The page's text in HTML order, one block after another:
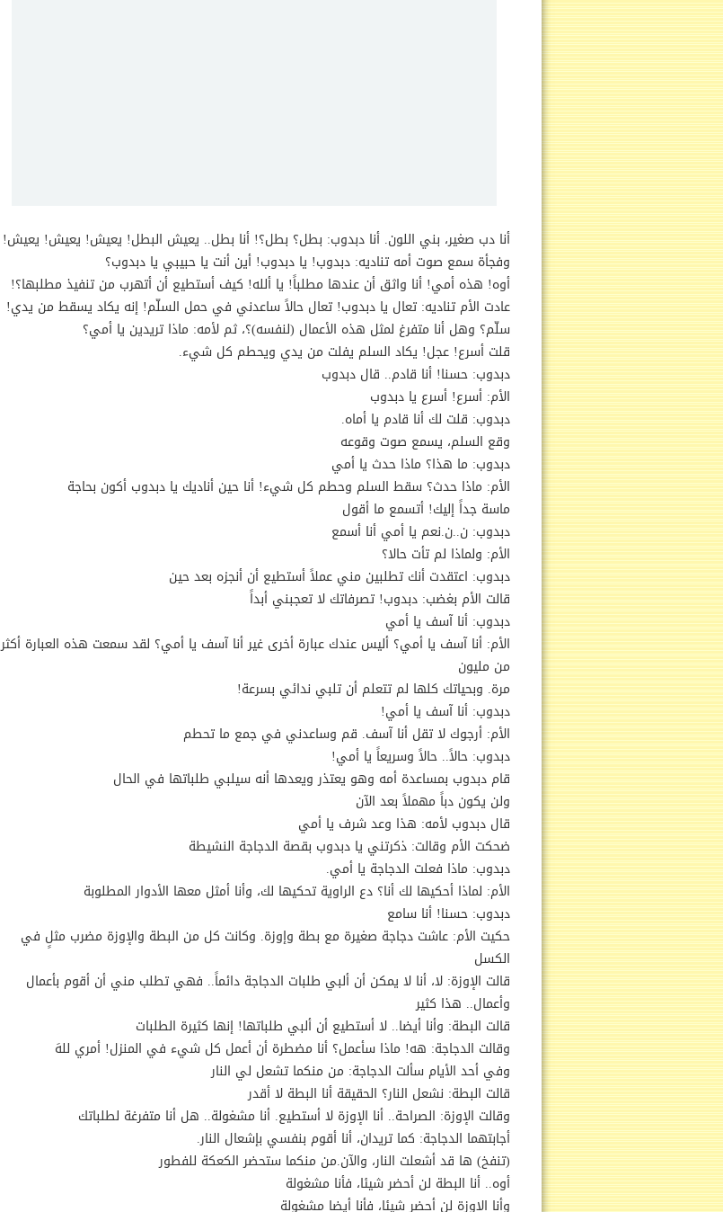
أنا دب صغير، بني اللون. أنا دبدوب: بطل؟ بطل؟! أنا بطل.. يعيش البطل! يعيش! يعيش! يعيش!
وفجأة سمع صوت أمه تناديه: دبدوب! يا دبدوب! أين أنت يا حبيبي يا دبدوب؟
أوه! هذه أمي! أنا واثق أن عندها مطلباً! يا ألله! كيف أستطيع أن أتهرب من تنفيذ مطلبها؟!
عادت الأم تناديه: تعال يا دبدوب! تعال حالاً ساعدني في حمل السلّم! إنه يكاد يسقط من يدي!
سلّم؟ وهل أنا متفرغ لمثل هذه الأعمال (لنفسه)؟، ثم لأمه: ماذا تريدين يا أمي؟
قلت أسرع! عجل! يكاد السلم يفلت من يدي ويحطم كل شيء.
دبدوب: حسنا! أنا قادم.. قال دبدوب
الأم: أسرع! أسرع يا دبدوب
دبدوب: قلت لك أنا قادم يا أماه.
وقع السلم، يسمع صوت وقوعه
دبدوب: ما هذا؟ ماذا حدث يا أمي
الأم: ماذا حدث؟ سقط السلم وحطم كل شيء! أنا حين أناديك يا دبدوب أكون بحاجة
ماسة جداً إليك! أتسمع ما أقول
دبدوب: ن..ن.نعم يا أمي أنا أسمع
الأم: ولماذا لم تأت حالا؟
دبدوب: اعتقدت أنك تطلبين مني عملاً أستطيع أن أنجزه بعد حين
قالت الأم بغضب: دبدوب! تصرفاتك لا تعجبني أبداً
دبدوب: أنا آسف يا أمي
الأم: أنا آسف يا أمي؟ أليس عندك عبارة أخرى غير أنا آسف يا أمي؟ لقد سمعت هذه العبارة أكثر
من مليون
مرة. وبحياتك كلها لم تتعلم أن تلبي ندائي بسرعة!
دبدوب: أنا آسف يا أمي!
الأم: أرجوك لا تقل أنا آسف. قم وساعدني في جمع ما تحطم
دبدوب: حالاً.. حالاً وسريعاً يا أمي!
قام دبدوب بمساعدة أمه وهو يعتذر ويعدها أنه سيلبي طلباتها في الحال
ولن يكون دباً مهملاً بعد الآن
قال دبدوب لأمه: هذا وعد شرف يا أمي
ضحكت الأم وقالت: ذكرتني يا دبدوب بقصة الدجاجة النشيطة
دبدوب: ماذا فعلت الدجاجة يا أمي.
الأم: لماذا أحكيها لك أنا؟ دع الراوية تحكيها لك، وأنا أمثل معها الأدوار المطلوبة
دبدوب: حسنا! أنا سامع
حكيت الأم: عاشت دجاجة صغيرة مع بطة وإوزة. وكانت كل من البطة والإوزة مضرب مثلٍ في
الكسل
قالت الإوزة: لا، أنا لا يمكن أن ألبي طلبات الدجاجة دائماً.. فهي تطلب مني أن أقوم بأعمال
وأعمال.. هذا كثير
قالت البطة: وأنا أيضا.. لا أستطيع أن ألبي طلباتها! إنها كثيرة الطلبات
وقالت الدجاجة: هه! ماذا سأعمل؟ أنا مضطرة أن أعمل كل شيء في المنزل! أمري للهَ
وفي أحد الأيام سألت الدجاجة: من منكما تشعل لي النار
قالت البطة: نشعل النار؟ الحقيقة أنا البطة لا أقدر
وقالت الإوزة: الصراحة.. أنا الإوزة لا أستطيع. أنا مشغولة.. هل أنا متفرغة لطلباتك
أجابتهما الدجاجة: كما تريدان، أنا أقوم بنفسي بإشعال النار.
(تنفخ) ها قد أشعلت النار، والآن.من منكما ستحضر الكعكة للفطور
أوه.. أنا البطة لن أحضر شيئا، فأنا مشغولة
وأنا الإوزة لن أحضر شيئا، فأنا أيضا مشغولة